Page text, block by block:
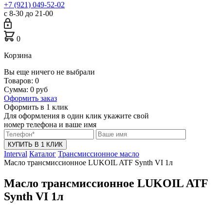
+7 (921) 049-52-02
с 8-30 до 21-00
0
Корзина
Вы еще ничего не выбрали
Товаров: 0
Сумма: 0 руб
Оформить заказ
Оформить в 1 клик
Для оформления в один клик укажите свой
номер телефона и ваше имя
КУПИТЬ В 1 КЛИК
Interval Каталог Трансмиссионное масло
Масло трансмиссионное LUKOIL ATF Synth VI 1л
Масло трансмиссионное LUKOIL ATF
Synth VI 1л